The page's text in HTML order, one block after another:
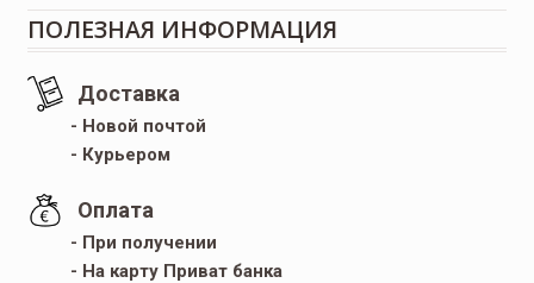
ПОЛЕЗНАЯ ИНФОРМАЦИЯ
Доставка
- Новой почтой
- Курьером
Оплата
- При получении
- На карту Приват банка